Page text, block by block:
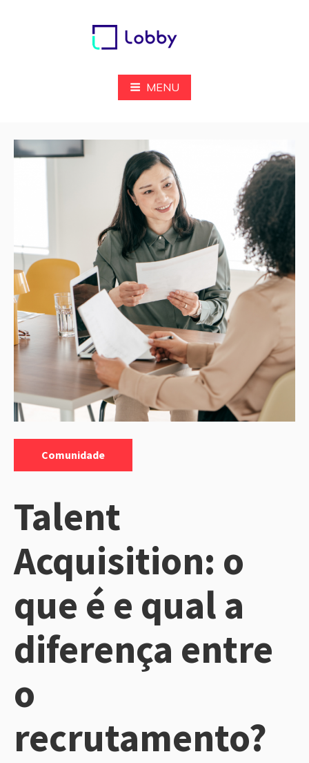
MENU
Comunidade
Talent
Acquisition: o
que é e qual a
diferença entre
o
recrutamento?